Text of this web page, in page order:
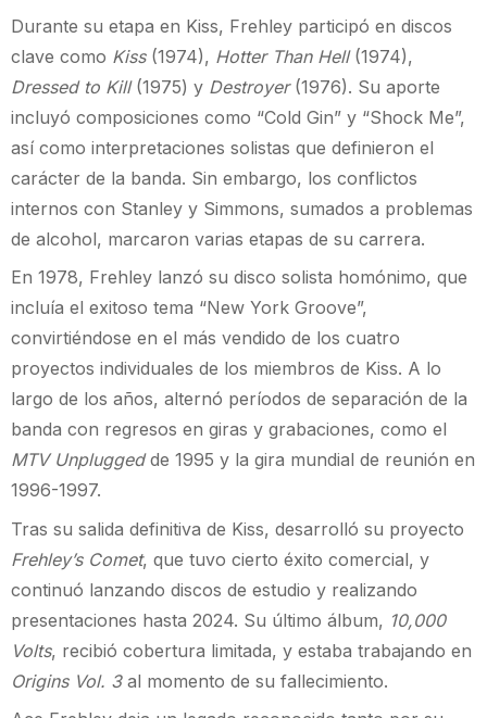
Durante su etapa en Kiss, Frehley participó en discos
clave como Kiss(1974), Hotter Than Hell(1974),
Dressed to Kill(1975) y Destroyer(1976). Su aporte
incluyó composiciones como “Cold Gin” y “Shock Me”,
así como interpretaciones solistas que definieron el
carácter de la banda. Sin embargo, los conflictos
internos con Stanley y Simmons, sumados a problemas
de alcohol, marcaron varias etapas de su carrera.
En 1978, Frehley lanzó su disco solista homónimo, que
incluía el exitoso tema “New York Groove”,
convirtiéndose en el más vendido de los cuatro
proyectos individuales de los miembros de Kiss. A lo
largo de los años, alternó períodos de separación de la
banda con regresos en giras y grabaciones, como el
MTV Unpluggedde 1995 y la gira mundial de reunión en
1996-1997.
Tras su salida definitiva de Kiss, desarrolló su proyecto
Frehley’s Comet, que tuvo cierto éxito comercial, y
continuó lanzando discos de estudio y realizando
presentaciones hasta 2024. Su último álbum, 10,000
Volts, recibió cobertura limitada, y estaba trabajando en
Origins Vol. 3al momento de su fallecimiento.